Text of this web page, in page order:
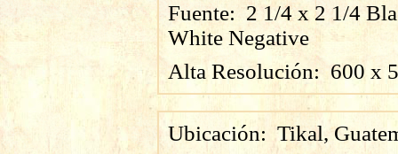
Fuente:2 1/4 x 2 1/4
White Negative
Alta Resolución: 600 x
Ubicación:Tikal,